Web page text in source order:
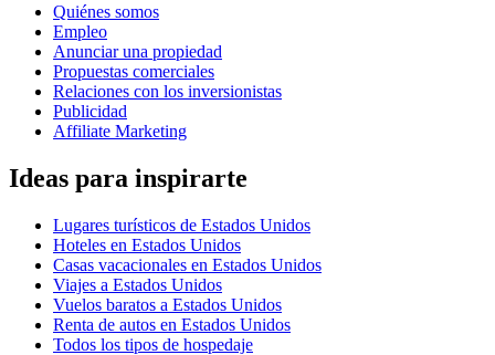
Quiénes somos
Empleo
Anunciar una propiedad
Propuestas comerciales
Relaciones con los inversionistas
Publicidad
Affiliate Marketing
Ideas para inspirarte
Lugares turísticos de Estados Unidos
Hoteles en Estados Unidos
Casas vacacionales en Estados Unidos
Viajes a Estados Unidos
Vuelos baratos a Estados Unidos
Renta de autos en Estados Unidos
Todos los tipos de hospedaje